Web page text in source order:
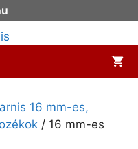
16 mm-es,
/ 16 mm-es